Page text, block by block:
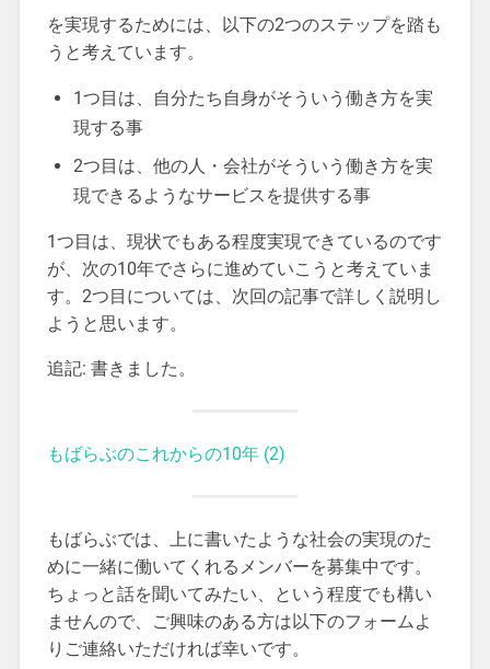
を実現するためには、以下の2つのステップを踏も
うと考えています。
1つ目は、自分たち自身がそういう働き方を実
現する事
2つ目は、他の人・会社がそういう働き方を実
現できるようなサービスを提供する事
1つ目は、現状でもある程度実現できているのです
が、次の10年でさらに進めていこうと考えていま
す。2つ目については、次回の記事で詳しく説明し
ようと思います。
追記: 書きました。
もばらぶのこれからの10年 (2)
もばらぶでは、上に書いたような社会の実現のた
めに一緒に働いてくれるメンバーを募集中です。
ちょっと話を聞いてみたい、という程度でも構い
ませんので、ご興味のある方は以下のフォームよ
りご連絡いただければ幸いです。